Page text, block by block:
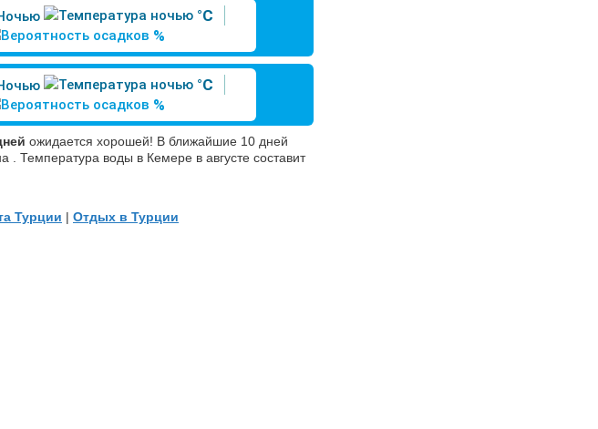
°C
%
°C
%
ожидается хорошей! В ближайшие 10 дней
. Температура воды в Кемере в августе составит
Турции | Отдых в Турции